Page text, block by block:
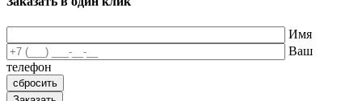
Имя
Ваш
телефон